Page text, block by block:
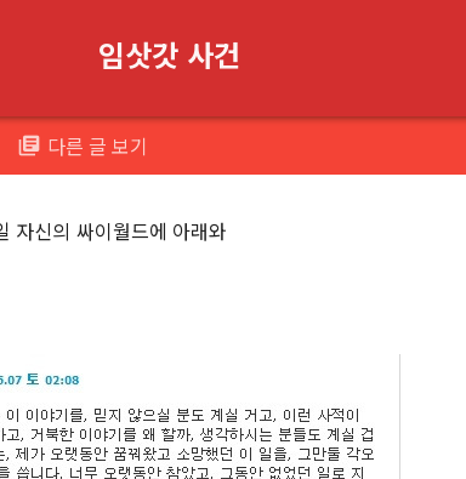
임삿갓 사건
library_books 다른 글 보기
자신의 싸이월드에 아래와